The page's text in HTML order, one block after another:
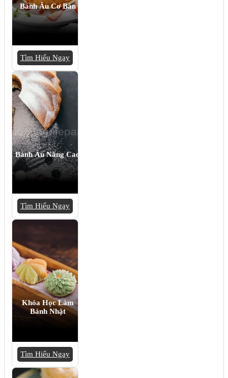
Bánh Âu Cơ Bản
Tìm Hiểu Ngay
Bánh Âu Nâng Cao
Tìm Hiểu Ngay
Khóa Học Làm
Bánh Nhật
Tìm Hiểu Ngay